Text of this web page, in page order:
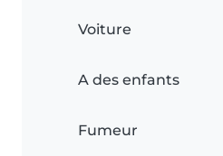
Voiture
A des enfants
Fumeur